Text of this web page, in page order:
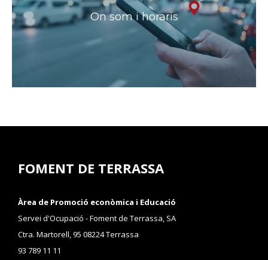
On som i horaris
FOMENT DE TERRASSA
Àrea de Promoció econòmica i Educació
Servei d'Ocupació - Foment de Terrassa, SA
Ctra. Martorell, 95 08224 Terrassa
93 789 11 11